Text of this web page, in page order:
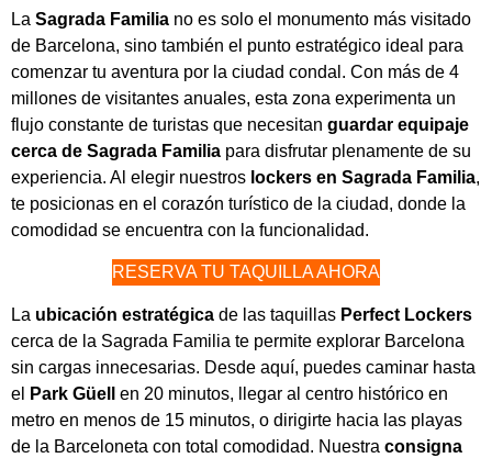
La Sagrada Familia no es solo el monumento más visitado
de Barcelona, sino también el punto estratégico ideal para
comenzar tu aventura por la ciudad condal. Con más de 4
millones de visitantes anuales, esta zona experimenta un
flujo constante de turistas que necesitan guardar equipaje
cerca de Sagrada Familia para disfrutar plenamente de su
experiencia. Al elegir nuestros lockers en Sagrada Familia,
te posicionas en el corazón turístico de la ciudad, donde la
comodidad se encuentra con la funcionalidad.
RESERVA TU TAQUILLA AHORA
La ubicación estratégica de las taquillas Perfect Lockers
cerca de la Sagrada Familia te permite explorar Barcelona
sin cargas innecesarias. Desde aquí, puedes caminar hasta
el
Park Güell
en 20 minutos, llegar al centro histórico en
metro en menos de 15 minutos, o dirigirte hacia las playas
de la Barceloneta con total comodidad. Nuestra consigna